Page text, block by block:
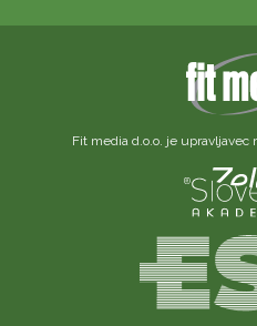
Fit media d.o.o. je